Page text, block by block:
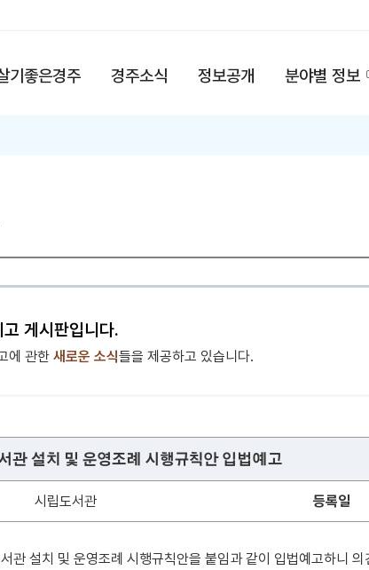
기좋은경주 경주소식 정보공개 분야별 정보
고 게시판입니다.
에 관한 새로운 소식들을 제공하고 있습니다.
관 설치 및 운영조례 시행규칙안 입법예고
시립도서관 등록일
관 설치 및 운영조례 시행규칙안을 붙임과 같이 입법예고하니 의